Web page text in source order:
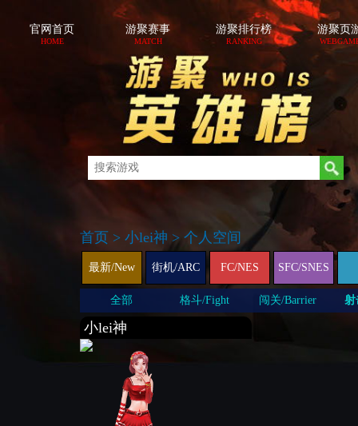
官网首页
HOME
游聚赛事
MATCH
游聚排行榜
RANKING
游聚页
首页 > 小lei神 > 个人空间
最新/New 街机/ARC FC/NES SFC/SNES
全部 格斗/Fight 闯关/Barrier 射
小lei神